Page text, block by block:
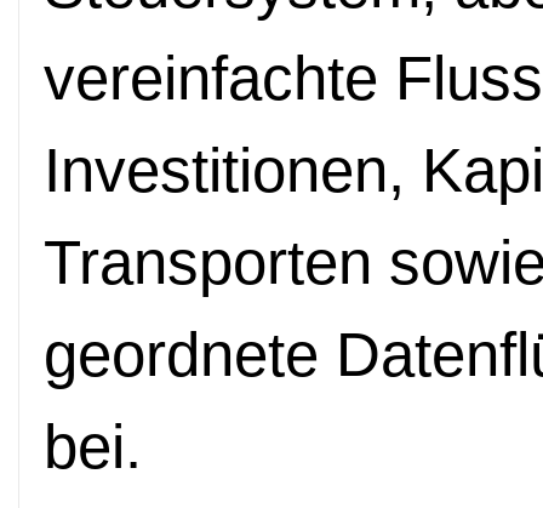
vereinfachte
Investitionen,
Transporten
geordnete
bei.